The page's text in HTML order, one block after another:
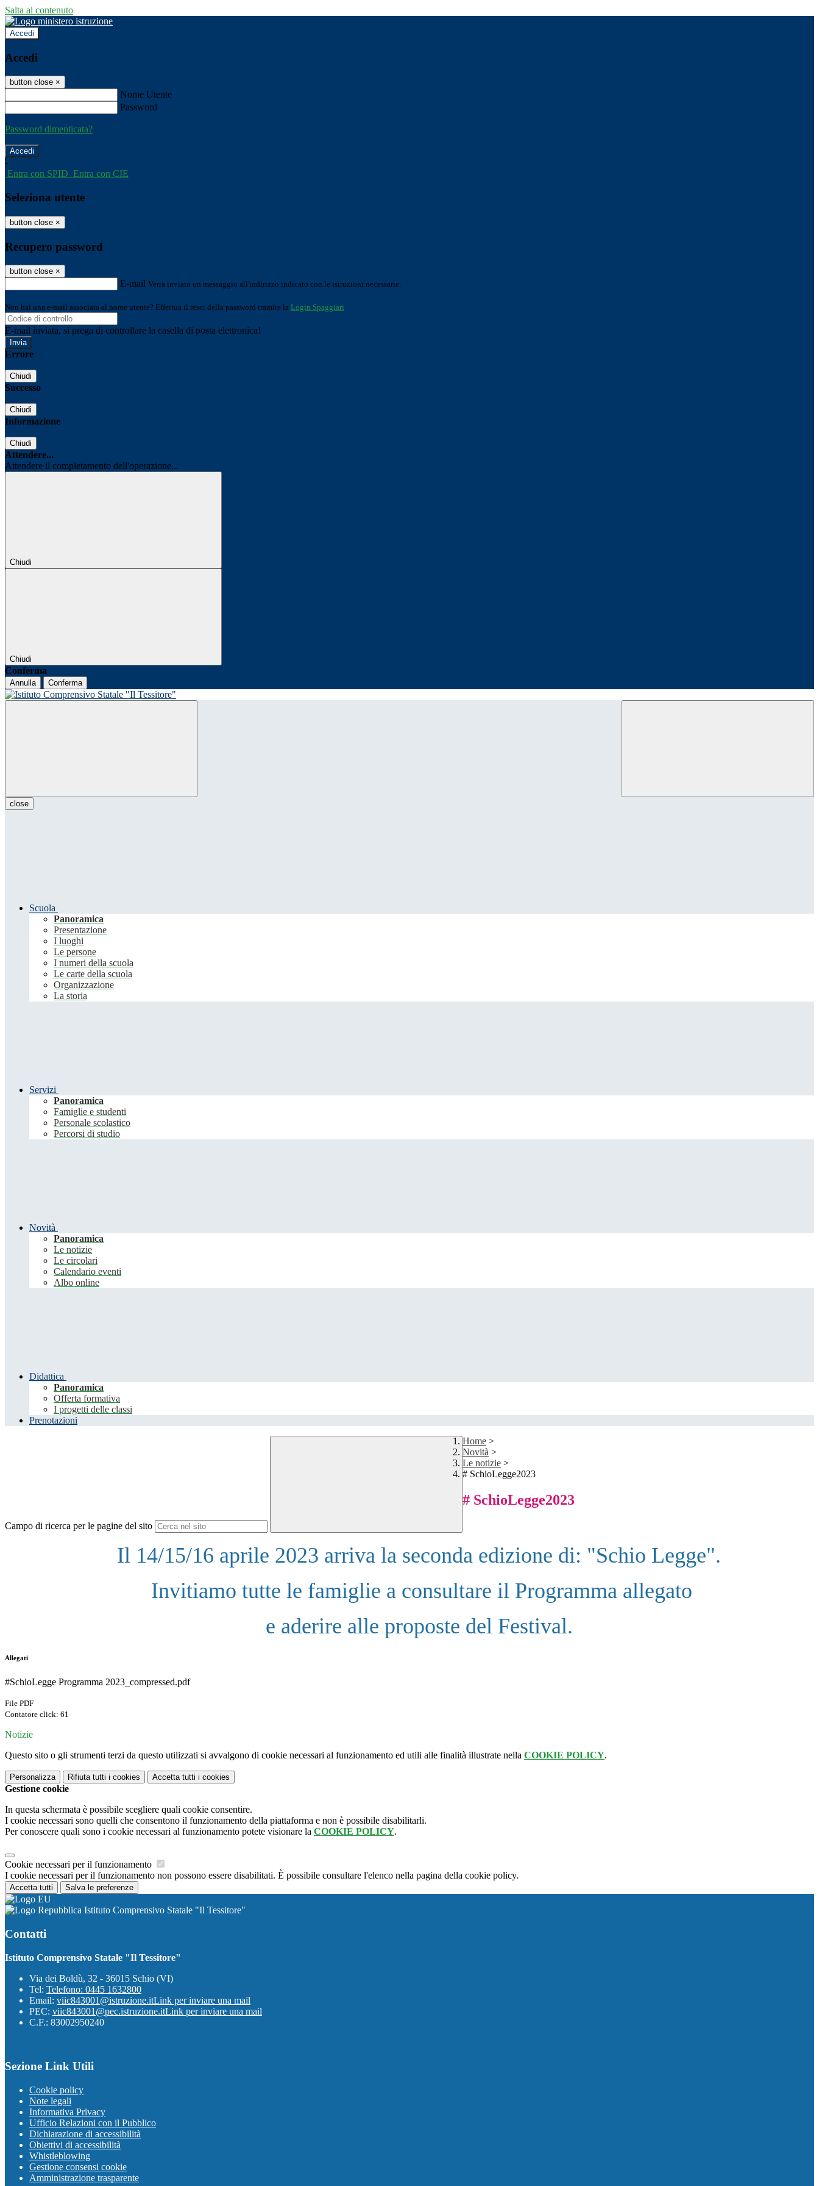
Salta al contenuto
Accedi
Accedi
button close ×
Nome Utente
Password
Password dimenticata?
-
Entra con SPID Entra con CIE
Seleziona utente
button close ×
Recupero password
button close ×
E-mail Verrà inviato un messaggio all'indirizzo indicato con le istruzioni necessarie.
Non hai una e-mail associata al nome utente? Effettua il reset della password tramite la Login Spaggiari
E-mail inviata, si prega di controllare la casella di posta elettronica!
Errore
Chiudi
Successo
Chiudi
Informazione
Chiudi
Attendere...
Attendere il completamento dell'operazione...
Chiudi
Chiudi
Conferma
Annulla Conferma
close
Scuola
Panoramica
Presentazione
I luoghi
Le persone
I numeri della scuola
Le carte della scuola
Organizzazione
La storia
Servizi
Panoramica
Famiglie e studenti
Personale scolastico
Percorsi di studio
Novità
Panoramica
Le notizie
Le circolari
Calendario eventi
Albo online
Didattica
Panoramica
Offerta formativa
I progetti delle classi
Prenotazioni
Campo di ricerca per le pagine del sito
Home >
Novità >
Le notizie >
# SchioLegge2023
# SchioLegge2023
Il 14/15/16 aprile 2023 arriva la seconda edizione di: "Schio Legge".
Invitiamo tutte le famiglie a consultare il Programma allegato
e aderire alle proposte del Festival.
Allegati
#SchioLegge Programma 2023_compressed.pdf
File PDF
Contatore click: 61
Notizie
Questo sito o gli strumenti terzi da questo utilizzati si avvalgono di cookie necessari al funzionamento ed utili alle finalità illustrate nella COOKIE POLICY.
Personalizza Rifiuta tutti i cookies Accetta tutti i cookies
Gestione cookie
In questa schermata è possibile scegliere quali cookie consentire.
I cookie necessari sono quelli che consentono il funzionamento della piattaforma e non è possibile disabilitarli.
Per conoscere quali sono i cookie necessari al funzionamento potete visionare la COOKIE POLICY.
Cookie necessari per il funzionamento
I cookie necessari per il funzionamento non possono essere disabilitati. È possibile consultare l'elenco nella pagina della cookie policy.
Accetta tutti Salva le preferenze
Istituto Comprensivo Statale "Il Tessitore"
Contatti
Istituto Comprensivo Statale "Il Tessitore"
Via dei Boldù, 32 - 36015 Schio (VI)
Tel: Telefono: 0445 1632800
Email: viic843001@istruzione.itLink per inviare una mail
PEC: viic843001@pec.istruzione.itLink per inviare una mail
C.F.: 83002950240
Sezione Link Utili
Cookie policy
Note legali
Informativa Privacy
Ufficio Relazioni con il Pubblico
Dichiarazione di accessibilità
Obiettivi di accessibilità
Whistleblowing
Gestione consensi cookie
Amministrazione trasparente